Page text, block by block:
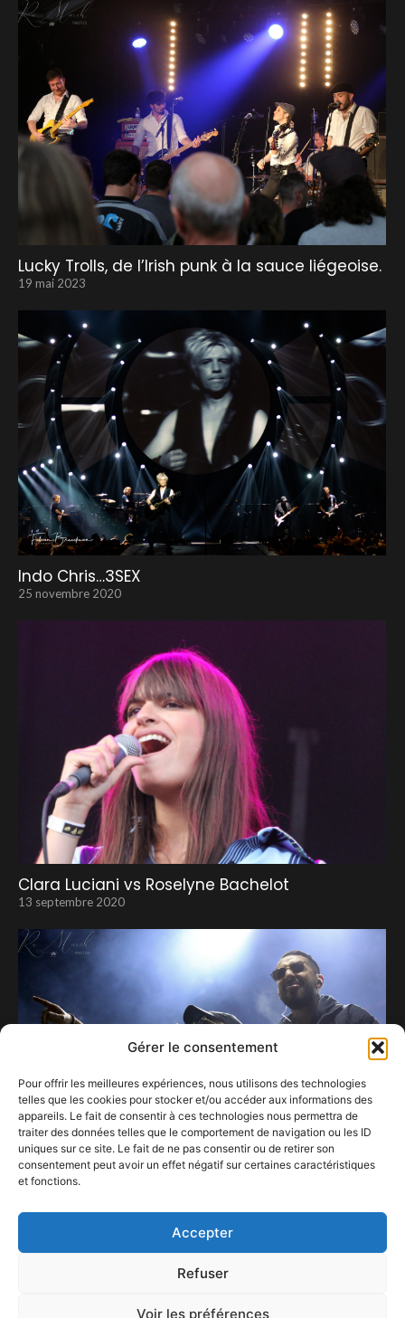
Gérer le consentement
Pour offrir les meilleures expériences, nous utilisons des technologies
telles que les cookies pour stocker et/ou accéder aux informations des
appareils. Le fait de consentir à ces technologies nous permettra de
traiter des données telles que le comportement de navigation ou les ID
uniques sur ce site. Le fait de ne pas consentir ou de retirer son
consentement peut avoir un effet négatif sur certaines caractéristiques
et fonctions.
Accepter
Refuser
Voir les préférences
Lucky Trolls, de l’Irish punk à la sauce liégeoise.
19 mai 2023
Indo Chris…3SEX
25 novembre 2020
Clara Luciani vs Roselyne Bachelot
13 septembre 2020
1 mai 2023